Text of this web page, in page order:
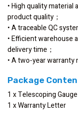
• High quality
product quality；
• A traceable QC
• Efficient warehouse
delivery time；
• A two-year warranty
Package
1 x Telescoping
1 x Warranty Letter